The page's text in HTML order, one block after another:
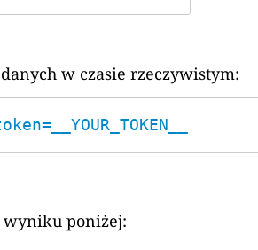
w czasie rzeczywistym:
wyniku poniżej: